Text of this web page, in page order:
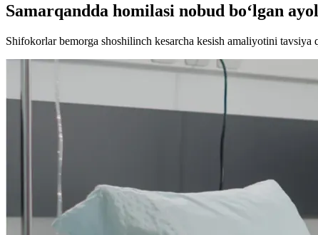
Samarqandda homilasi nobud bo‘lgan
Shifokorlar bemorga shoshilinch kesarcha kesish amaliyotini